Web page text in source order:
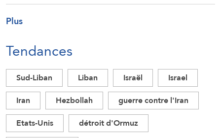
Plus
Tendances
Sud-Liban Liban Israël
Israel
Iran
Hezbollah
guerre contre l'Iran
Etats-Unis
détroit d'Ormuz